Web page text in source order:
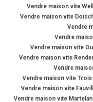
Vendre maison vite
Vendre maison vite
Vendre
Vendre
Vendre maison vite
Vendre maison vite
Vendre
Vendre maison vite
Vendre maison vite
Vendre maison vite